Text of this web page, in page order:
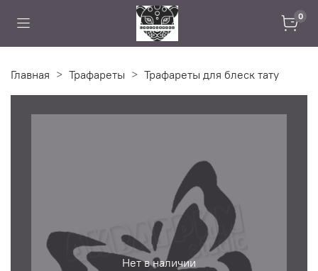
0
Главная Трафареты Трафареты для блеск тату
Нет в наличии